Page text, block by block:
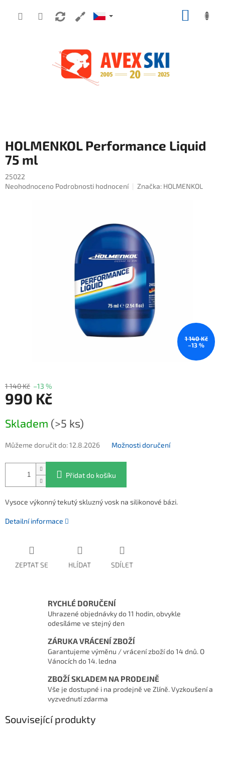
HOLMENKOL Performance Liquid
75 ml
25022
Průměrné hodnocení produktu je 0,0 z 5 hvězdiček.
Neohodnoceno Podrobnosti hodnocení Značka: HOLMENKOL
1 140 Kč
–13 %
1 140 Kč –13 %
990 Kč
Skladem (>5 ks)
Můžeme doručit do:12.8.2026 Možnosti doručení
Přidat do košíku
Vysoce výkonný tekutý skluzný vosk na silikonové bázi.
Detailní informace
ZEPTAT SE HLÍDAT SDÍLET
RYCHLÉ DORUČENÍ
Uhrazené objednávky do 11 hodin, obvykle
odesíláme ve stejný den
ZÁRUKA VRÁCENÍ ZBOŽÍ
Garantujeme výměnu / vrácení zboží do 14 dnů. O
Vánocích do 14. ledna
ZBOŽÍ SKLADEM NA PRODEJNĚ
Vše je dostupné i na prodejně ve Zlíně. Vyzkoušení a
vyzvednutí zdarma
Související produkty